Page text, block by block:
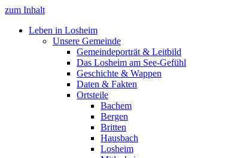
zum Inhalt
Leben in Losheim
Unsere Gemeinde
Gemeindeporträt & Leitbild
Das Losheim am See-Gefühl
Geschichte & Wappen
Daten & Fakten
Ortsteile
Bachem
Bergen
Britten
Hausbach
Losheim